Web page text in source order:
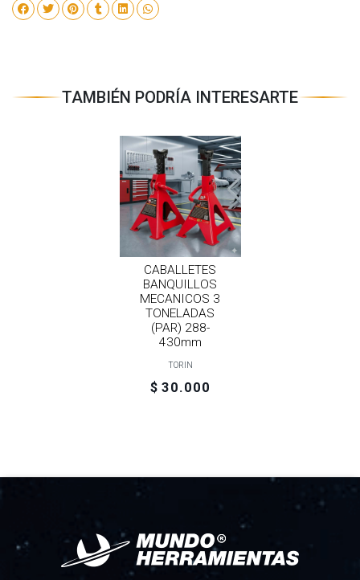
TAMBIÉN PODRÍA INTERESARTE
CABALLETES
BANQUILLOS
MECANICOS 3
TONELADAS
(PAR) 288-
430mm
TORIN
$ 30.000